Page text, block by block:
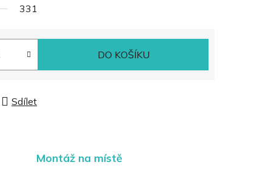
331
DO KOŠÍKU
Sdílet
Montáž na místě